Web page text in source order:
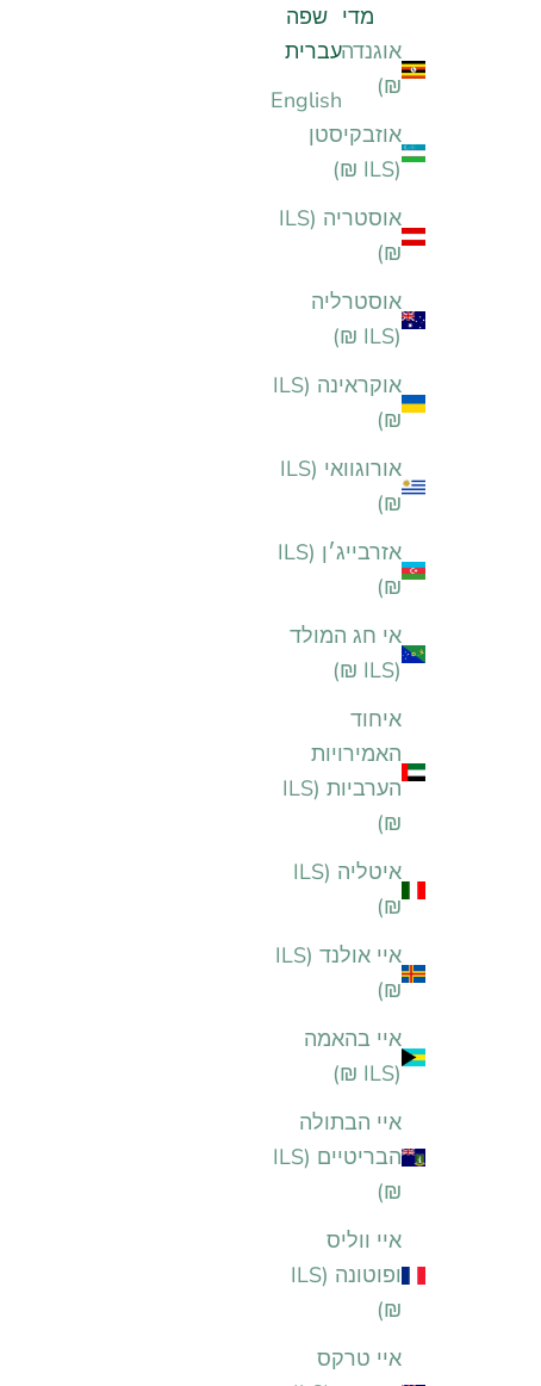
מדינה
אוגנדה (ILS
₪)
אוזבקיסטן
(ILS ₪)
אוסטריה (ILS
₪)
אוסטרליה
(ILS ₪)
אוקראינה (ILS
₪)
אורוגוואי (ILS
₪)
אזרבייג׳ן (ILS
₪)
אי חג המולד
(ILS ₪)
איחוד
האמירויות
הערביות (ILS
₪)
איטליה (ILS
₪)
איי אולנד (ILS
₪)
איי בהאמה
(ILS ₪)
איי הבתולה
הבריטיים (ILS
₪)
איי ווליס
ופוטונה (ILS
₪)
איי טרקס
שפה
עברית
English